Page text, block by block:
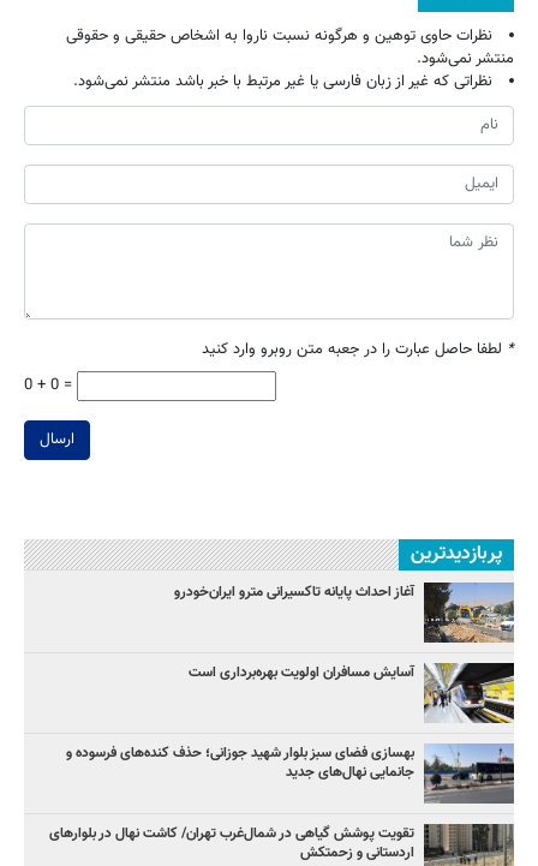
نظرات حاوی توهین و هرگونه نسبت ناروا به اشخاص حقیقی و حقوقی
منتشر نمی‌شود.
نظراتی که غیر از زبان فارسی یا غیر مرتبط با خبر باشد منتشر نمی‌شود.
* لطفا حاصل عبارت را در جعبه متن روبرو وارد کنید
0 + 0 =
ارسال
پربازدیدترین
آغاز احداث پایانه تاکسیرانی مترو ایران‌خودرو
آسایش مسافران اولویت بهره‌برداری است
بهسازی فضای سبز بلوار شهید جوزانی؛ حذف کنده‌های فرسوده و
جانمایی نهال‌های جدید
تقویت پوشش گیاهی در شمال‌غرب تهران/ کاشت نهال در بلوارهای
اردستانی و زحمتکش